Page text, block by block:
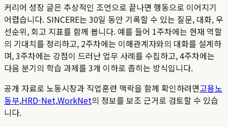
커리어 성장 글은 추상적인 조언으로 끝나면 행동으로 이어지기
어렵습니다. SINCERE는 30일 동안 기록할 수 있는 질문, 대화, 우
선순위, 회고 지표를 함께 봅니다. 예를 들어 1주차에는 현재 역할
의 기대치를 정리하고, 2주차에는 이해관계자와의 대화를 설계하
며, 3주차에는 강점이 드러난 업무 사례를 수집하고, 4주차에는
다음 분기의 학습 과제를 3개 이하로 좁히는 방식입니다.
공개 자료로 노동시장과 직업훈련 맥락을 함께 확인하려면고용노
동부,HRD-Net,WorkNet의 정보를 보조 근거로 검토할 수 있습
니다.